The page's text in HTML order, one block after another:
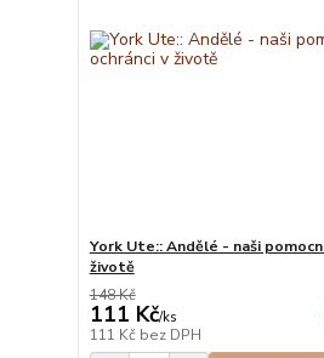
York Ute:: Andělé - naši
životě
148 Kč
111 Kč/ks
111 Kč bez DPH